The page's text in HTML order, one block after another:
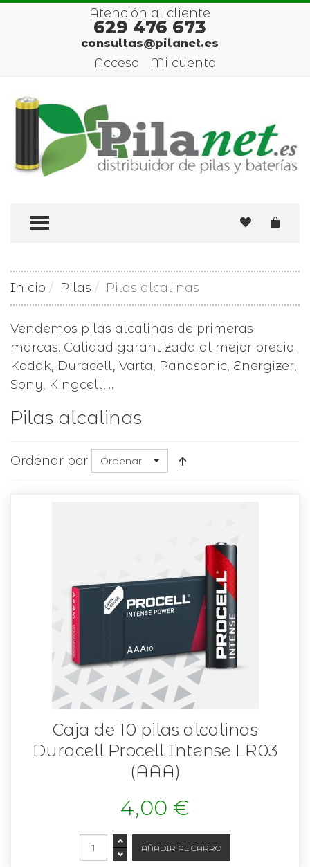
Atención al cliente
629 476 673
consultas@pilanet.es
Acceso Mi cuenta
TOGGLE MENU
Inicio Pilas Pilas alcalinas
Vendemos pilas alcalinas de primeras
marcas. Calidad garantizada al mejor precio.
Kodak, Duracell, Varta, Panasonic, Energizer,
Sony, Kingcell,…
Pilas alcalinas
Ordenar por Ordenar
Caja de 10 pilas alcalinas
Duracell Procell Intense LR03
(AAA)
4,00 €